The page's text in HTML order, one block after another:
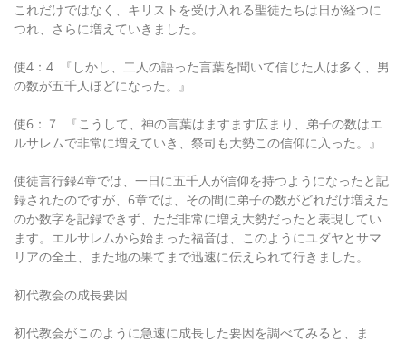
これだけではなく、キリストを受け入れる聖徒たちは日が経つに
つれ、さらに増えていきました。
使4：4 『しかし、二人の語った言葉を聞いて信じた人は多く、男
の数が五千人ほどになった。』
使6：７ 『こうして、神の言葉はますます広まり、弟子の数はエ
ルサレムで非常に増えていき、祭司も大勢この信仰に入った。』
使徒言行録4章では、一日に五千人が信仰を持つようになったと記
録されたのですが、6章では、その間に弟子の数がどれだけ増えた
のか数字を記録できず、ただ非常に増え大勢だったと表現してい
ます。エルサレムから始まった福音は、このようにユダヤとサマ
リアの全土、また地の果てまで迅速に伝えられて行きました。
初代教会の成長要因
初代教会がこのように急速に成長した要因を調べてみると、ま